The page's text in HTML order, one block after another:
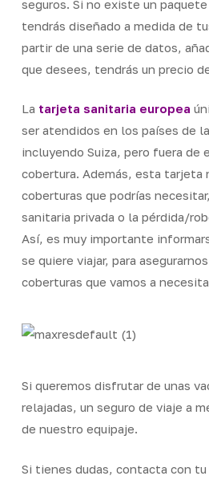
seguros. Si no existe un
tendrás diseñado a medida de
partir de una serie de datos,
que desees, tendrás un precio
La tarjeta sanitaria europea
ser atendidos en los países de
incluyendo Suiza, pero fuera de
cobertura. Además, esta tarjeta
coberturas que podrías
sanitaria privada o la pérdida/
Así, es muy importante
se quiere viajar, para
coberturas que vamos a
Si queremos disfrutar de unas
relajadas, un seguro de viaje a
de nuestro equipaje.
Si tienes dudas, contacta con tu